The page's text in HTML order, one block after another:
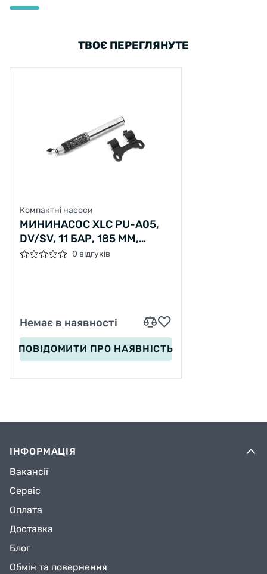
ТВОЄ ПЕРЕГЛЯНУТЕ
Компактні насоси
МИНИНАСОС XLC PU-A05,
DV/SV, 11 БАР, 185 ММ,
СЕРЕБРЯНО-ЧЕРНЫЙ
0 відгуків
Немає в наявності
ПОВІДОМИТИ ПРО НАЯВНІСТЬ
ІНФОРМАЦІЯ
Вакансії
Сервіс
Оплата
Доставка
Блог
Обмін та повернення